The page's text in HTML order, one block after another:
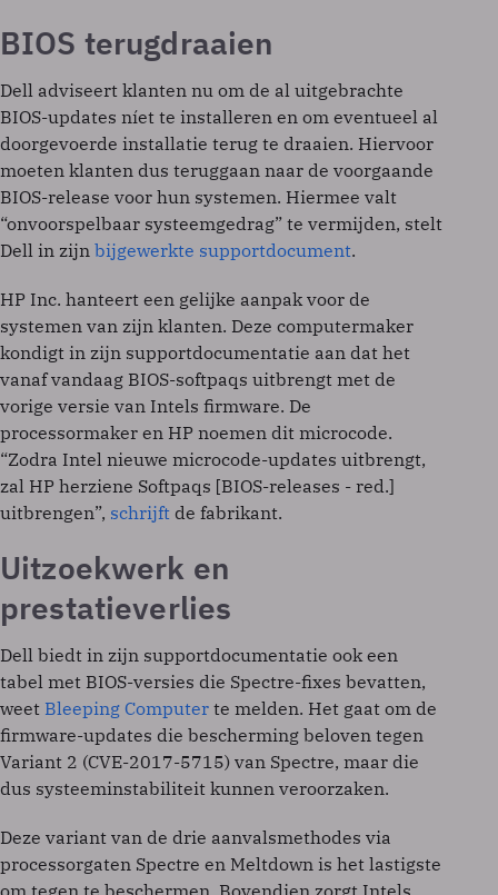
BIOS terugdraaien
Dell adviseert klanten nu om de al uitgebrachte
BIOS-updates níet te installeren en om eventueel al
doorgevoerde installatie terug te draaien. Hiervoor
moeten klanten dus teruggaan naar de voorgaande
BIOS-release voor hun systemen. Hiermee valt
“onvoorspelbaar systeemgedrag” te vermijden, stelt
Dell in zijn bijgewerkte supportdocument.
HP Inc. hanteert een gelijke aanpak voor de
systemen van zijn klanten. Deze computermaker
kondigt in zijn supportdocumentatie aan dat het
vanaf vandaag BIOS-softpaqs uitbrengt met de
vorige versie van Intels firmware. De
processormaker en HP noemen dit microcode.
“Zodra Intel nieuwe microcode-updates uitbrengt,
zal HP herziene Softpaqs [BIOS-releases - red.]
uitbrengen”, schrijft de fabrikant.
Uitzoekwerk en
prestatieverlies
Dell biedt in zijn supportdocumentatie ook een
tabel met BIOS-versies die Spectre-fixes bevatten,
weet Bleeping Computer te melden. Het gaat om de
firmware-updates die bescherming beloven tegen
Variant 2 (CVE-2017-5715) van Spectre, maar die
dus systeeminstabiliteit kunnen veroorzaken.
Deze variant van de drie aanvalsmethodes via
processorgaten Spectre en Meltdown is het lastigste
om tegen te beschermen. Bovendien zorgt Intels